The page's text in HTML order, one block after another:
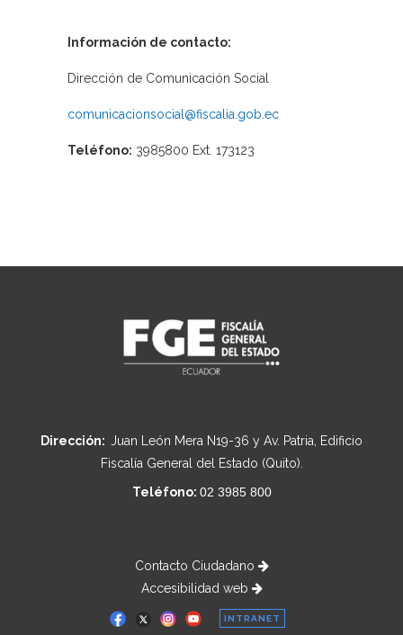
Información de contacto:
Dirección de Comunicación Social
comunicacionsocial@fiscalia.gob.ec
Teléfono: 3985800 Ext. 173123
Dirección: Juan León Mera N19-36 y Av. Patria, Edificio
Fiscalía General del Estado (Quito).
Teléfono: 02 3985 800
Contacto Ciudadano
Accesibilidad web
INTRANET